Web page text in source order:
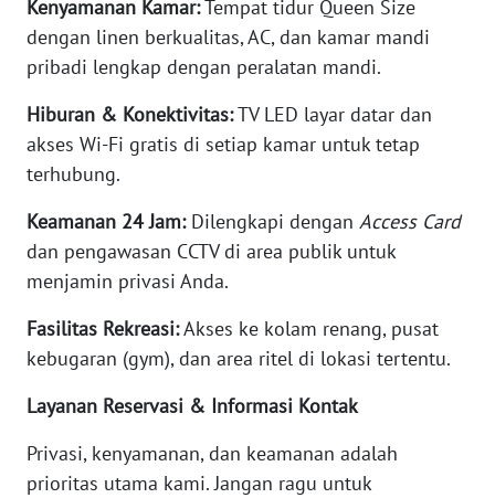
Kenyamanan Kamar:Tempat tidur Queen Size
dengan linen berkualitas, AC, dan kamar mandi
pribadi lengkap dengan peralatan mandi.
Hiburan & Konektivitas:TV LED layar datar dan
akses Wi-Fi gratis di setiap kamar untuk tetap
terhubung.
Keamanan 24 Jam:Dilengkapi dengan Access Card
dan pengawasan CCTV di area publik untuk
menjamin privasi Anda.
Fasilitas Rekreasi:Akses ke kolam renang, pusat
kebugaran (gym), dan area ritel di lokasi tertentu.
Layanan Reservasi & Informasi Kontak
Privasi, kenyamanan, dan keamanan adalah
prioritas utama kami. Jangan ragu untuk
KALTARA
WN
WN
KALTIM
WN
SULSEL
GORONTALO
SULUT
WN